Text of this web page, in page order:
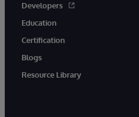
Developers
Education
Certification
Blogs
Resource Library